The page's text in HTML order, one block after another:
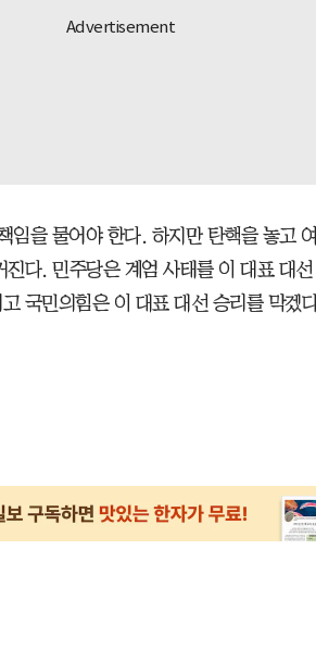
임을 물어야 한다. 하지만 탄핵을 놓고
다. 민주당은 계엄 사태를 이 대표 대
국민의힘은 이 대표 대선 승리를 막겠